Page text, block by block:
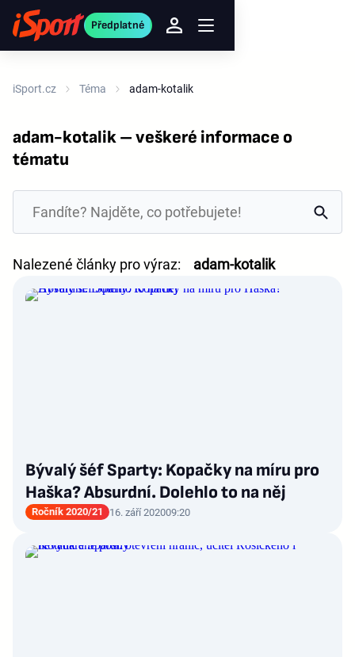
Předplatné
iSport.cz Téma adam-kotalik
adam-kotalik – veškeré informace o
tématu
Nalezené články pro výraz: adam-kotalik
Bývalý šéf Sparty: Kopačky na míru pro
Haška? Absurdní. Dolehlo to na něj
Ročník 2020/21 16. září 202009:20